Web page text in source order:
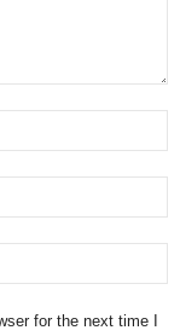
for the next time I